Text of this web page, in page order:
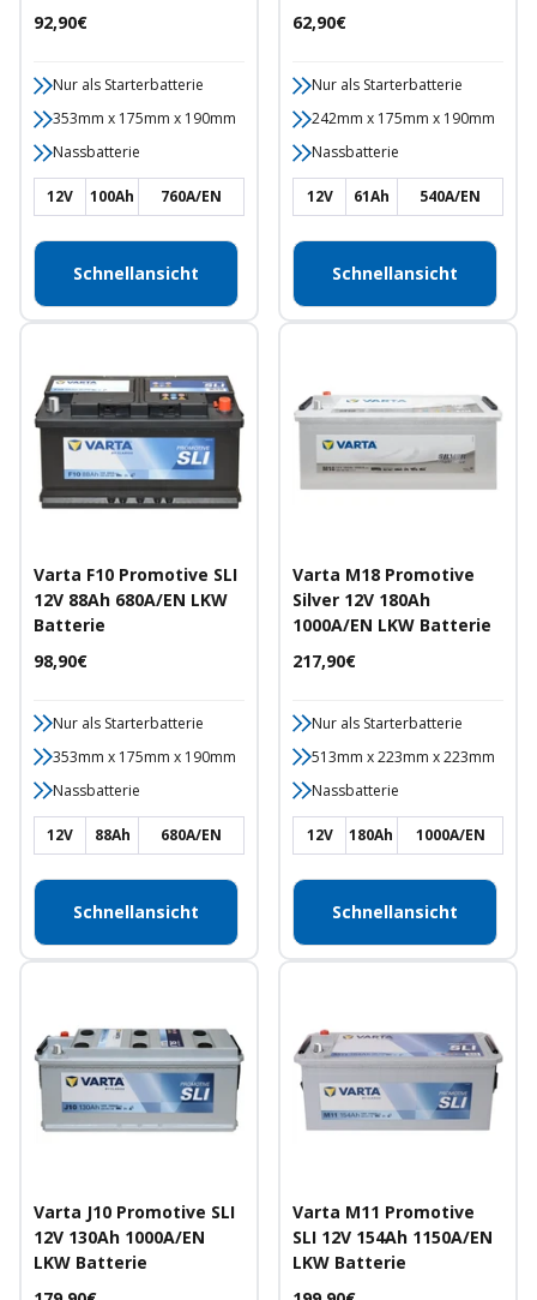
Angebotspreis
92,90€
Nur als Starterbatterie
353mm x 175mm x 190mm
Nassbatterie
12V 100Ah 760A/EN
Schnellansicht
Angebotspreis
62,90€
Nur als Starterbatterie
242mm x 175mm x 190mm
Nassbatterie
12V 61Ah 540A/EN
Schnellansicht
Varta F10 Promotive SLI
12V 88Ah 680A/EN LKW
Batterie
Angebotspreis
98,90€
Nur als Starterbatterie
353mm x 175mm x 190mm
Nassbatterie
12V 88Ah 680A/EN
Schnellansicht
Varta M18 Promotive
Silver 12V 180Ah
1000A/EN LKW Batterie
Angebotspreis
217,90€
Nur als Starterbatterie
513mm x 223mm x 223mm
Nassbatterie
12V 180Ah 1000A/EN
Schnellansicht
Varta J10 Promotive SLI
12V 130Ah 1000A/EN
LKW Batterie
Varta M11 Promotive
SLI 12V 154Ah 1150A/EN
LKW Batterie